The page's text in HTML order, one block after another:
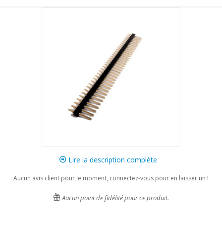
Lire la description complète
Aucun avis client pour le moment, connectez-vous pour en laisser un !
Aucun point de fidélité pour ce produit.